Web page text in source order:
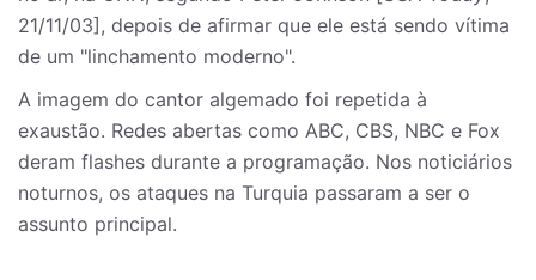
21/11/03], depois de afirmar que ele está sendo vítima
de um "linchamento moderno".
A imagem do cantor algemado foi repetida à
exaustão. Redes abertas como ABC, CBS, NBC e Fox
deram flashes durante a programação. Nos noticiários
noturnos, os ataques na Turquia passaram a ser o
assunto principal.